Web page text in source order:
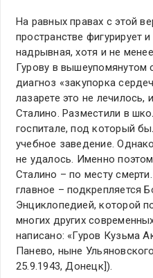
На равных правах с этой
пространстве фигурирует
надрывная, хотя и не
Гурову в вышеупомянутом
диагноз «закупорка
лазарете это не лечилось,
Сталино. Разместили в
госпитале, под который
учебное заведение.
не удалось. Именно
Сталино – по месту
главное – подкрепляется
Энциклопедией, которой
многих других
написано: «Гуров Кузьма
Панево, ныне
25.9.1943, Донецк]).